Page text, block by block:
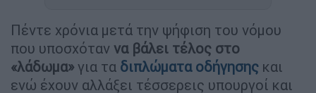
Πέντε χρόνια μετά την ψήφιση του νόμου
που υποσχόταν να βάλει τέλος στο
«λάδωμα» για τα διπλώματα οδήγησης και
ενώ έχουν αλλάξει τέσσερεις υπουργοί και